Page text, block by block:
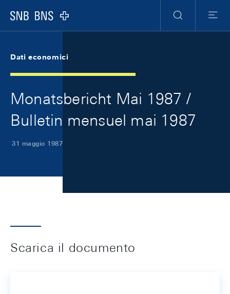
Logo
Ricerca
Menu
Dati economici
Monatsbericht Mai 1987 /
Bulletin mensuel mai 1987
31 maggio 1987
Scarica il documento